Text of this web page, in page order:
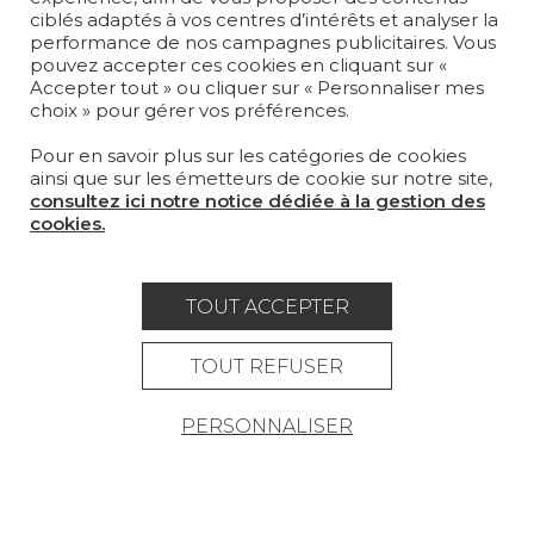
LA MAISON
OÙ NOUS TROUVER ?
Politique générale de protection des
données
Condtions générales de vente
Espace presse
ciblés adaptés à vos centres d’intérêts et analyser la
performance de nos campagnes publicitaires. Vous
pouvez accepter ces cookies en cliquant sur «
Accepter tout » ou cliquer sur « Personnaliser mes
choix » pour gérer vos préférences.
Pour en savoir plus sur les catégories de cookies
ainsi que sur les émetteurs de cookie sur notre site,
consultez ici notre notice dédiée à la gestion des
cookies.
TOUT ACCEPTER
TOUT REFUSER
PERSONNALISER